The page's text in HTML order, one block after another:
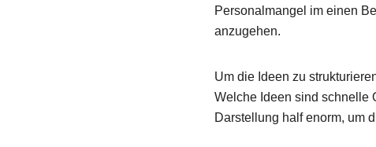
Personalmangel im einen
anzugehen.
Um die Ideen zu
Welche Ideen sind schnelle
Darstellung half enorm, um